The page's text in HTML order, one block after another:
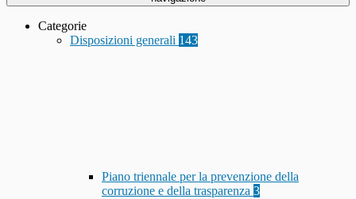
Categorie
Disposizioni generali 143
Piano triennale per la prevenzione della
corruzione e della trasparenza 3